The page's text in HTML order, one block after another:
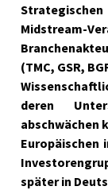
Midstream-
(TMC, GSR,
deren
abschwächen
später in